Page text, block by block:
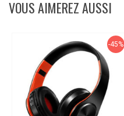
VOUS AIMEREZ AUSSI
-45%